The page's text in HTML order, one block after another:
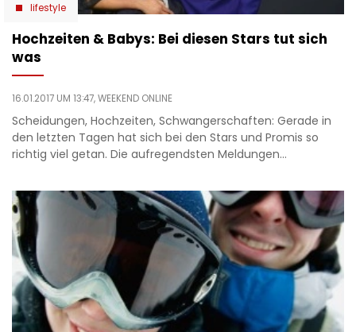
lifestyle
Hochzeiten & Babys: Bei diesen Stars tut sich
was
16.01.2017 UM 13:47,WEEKEND ONLINE
Scheidungen, Hochzeiten, Schwangerschaften: Gerade in
den letzten Tagen hat sich bei den Stars und Promis so
richtig viel getan. Die aufregendsten Meldungen…